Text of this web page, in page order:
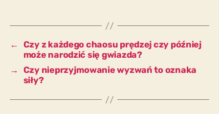
może
lepsze?
← Czy z każdego chaosu prędzej czy później
może narodzić się gwiazda?
→ Czy nieprzyjmowanie wyzwań to oznaka
siły?